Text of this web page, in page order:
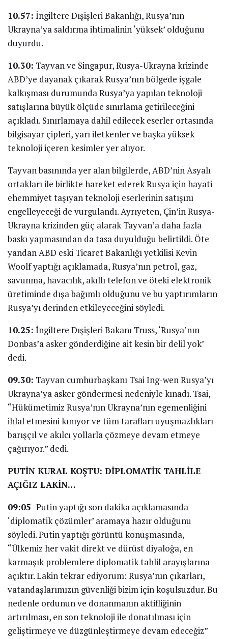
10.57: İngiltere Dışişleri Bakanlığı, Rusya’nın
Ukrayna’ya saldırma ihtimalinin ‘yüksek’ olduğunu
duyurdu.
10.30: Tayvan ve Singapur, Rusya-Ukrayna krizinde
ABD’ye dayanak çıkarak Rusya’nın bölgede işgale
kalkışması durumunda Rusya’ya yapılan teknoloji
satışlarına büyük ölçüde sınırlama getirileceğini
açıkladı. Sınırlamaya dahil edilecek eserler ortasında
bilgisayar çipleri, yarı iletkenler ve başka yüksek
teknoloji içeren kesimler yer alıyor.
Tayvan basınında yer alan bilgilerde, ABD’nin Asyalı
ortakları ile birlikte hareket ederek Rusya için hayati
ehemmiyet taşıyan teknoloji eserlerinin satışını
engelleyeceği de vurgulandı. Ayrıyeten, Çin’in Rusya-
Ukrayna krizinden güç alarak Tayvan’a daha fazla
baskı yapmasından da tasa duyulduğu belirtildi. Öte
yandan ABD eski Ticaret Bakanlığı yetkilisi Kevin
Woolf yaptığı açıklamada, Rusya’nın petrol, gaz,
savunma, havacılık, akıllı telefon ve öteki elektronik
üretiminde dışa bağımlı olduğunu ve bu yaptırımların
Rusya’yı derinden etkileyeceğini söyledi.
10.25: İngiltere Dışişleri Bakanı Truss, ‘Rusya’nın
Donbas’a asker gönderdiğine ait kesin bir delil yok’
dedi.
09.30: Tayvan cumhurbaşkanı Tsai Ing-wen Rusya’yı
Ukrayna’ya asker göndermesi nedeniyle kınadı. Tsai,
“Hükümetimiz Rusya’nın Ukrayna’nın egemenliğini
ihlal etmesini kınıyor ve tüm tarafları uyuşmazlıkları
barışçıl ve akılcı yollarla çözmeye devam etmeye
çağırıyor.” dedi.
PUTİN KURAL KOŞTU: DİPLOMATİK TAHLİLE
AÇIĞIZ LAKİN…
09:05 Putin yaptığı son dakika açıklamasında
‘diplomatik çözümler’ aramaya hazır olduğunu
söyledi. Putin yaptığı görüntü konuşmasında,
“Ülkemiz her vakit direkt ve dürüst diyaloğa, en
karmaşık problemlere diplomatik tahlil arayışlarına
açıktır. Lakin tekrar ediyorum: Rusya’nın çıkarları,
vatandaşlarımızın güvenliği bizim için koşulsuzdur. Bu
nedenle ordunun ve donanmanın aktifliğinin
artırılması, en son teknoloji ile donatılması için
geliştirmeye ve düzgünleştirmeye devam edeceğiz”